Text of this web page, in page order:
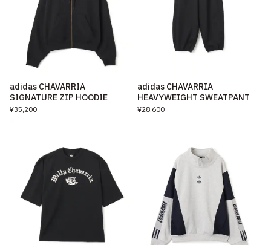
adidas CHAVARRIA
SIGNATURE ZIP HOODIE
¥35,200
adidas CHAVARRIA
HEAVYWEIGHT SWEATPANT
¥28,600